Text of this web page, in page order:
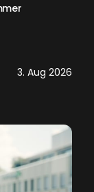
3. Aug 2026